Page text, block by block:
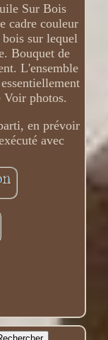
Sur Bois
cadre couleur
bois sur lequel
Bouquet de
L'ensemble
Voir photos.
en prévoir
avec